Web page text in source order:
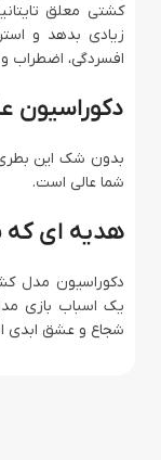
کشتی معلق
افسردگی،
دکوراسیون
بدون شک این بطری
شما عالی است.
هدیه ای که
دکوراسیون مدل
یک اسباب بازی
شجاع و عشق ابدی